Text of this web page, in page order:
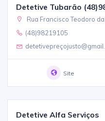
Detetive Tubarão
Rua Francisco Teodoro
(48)98219105
Site
Detetive Alfa Serviços